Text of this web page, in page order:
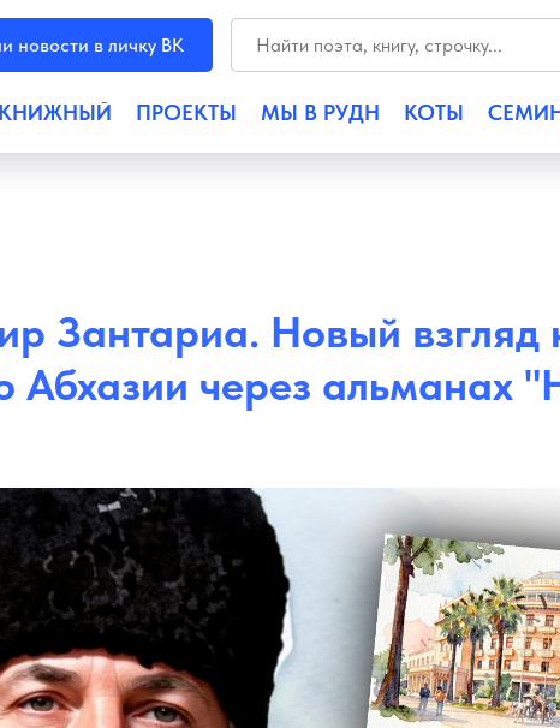
новости в личку ВК
КНИЖНЫЙ ПРОЕКТЫ МЫ В РУДН КОТЫ
Зантариа. Новый взгляд
Абхазии через альманах